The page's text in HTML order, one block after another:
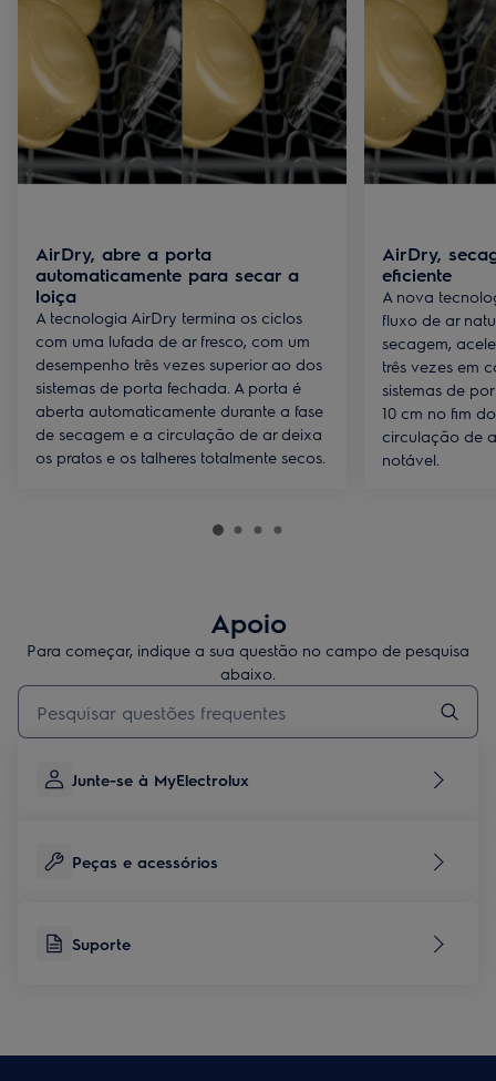
AirDry, abre a porta
automaticamente para secar a
loiça
A tecnologia AirDry termina os ciclos
com uma lufada de ar fresco, com um
desempenho três vezes superior ao dos
sistemas de porta fechada. A porta é
aberta automaticamente durante a fase
de secagem e a circulação de ar deixa
os pratos e os talheres totalmente secos.
AirDry,
eficiente
A nova
fluxo de ar
secagem,
três vezes em
sistemas de
10 cm no fim
circulação de
notável.
Apoio
Para começar, indique a sua questão no campo de pesquisa
abaixo.
Type to search for support articles
Junte-se à MyElectrolux
Peças e acessórios
Suporte